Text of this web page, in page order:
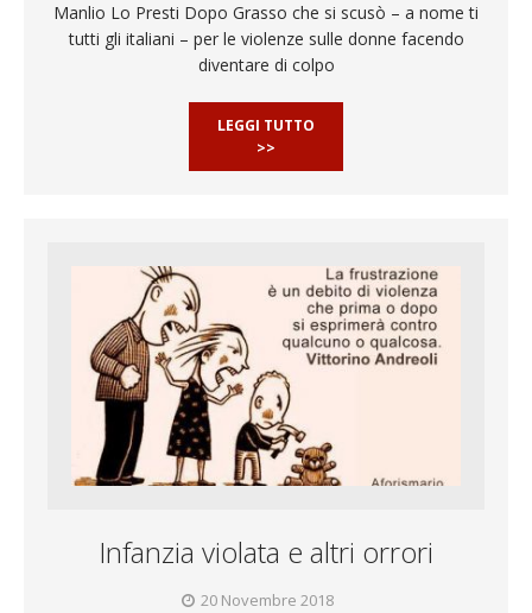
Manlio Lo Presti Dopo Grasso che si scusò – a nome ti
tutti gli italiani – per le violenze sulle donne facendo
diventare di colpo
LEGGI TUTTO
>>
Infanzia violata e altri orrori
20 Novembre 2018